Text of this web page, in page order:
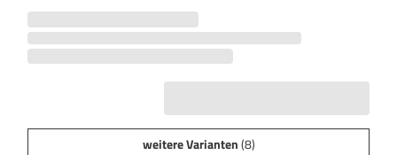
weitere Varianten(8)